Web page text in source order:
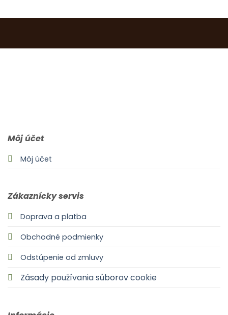
Môj účet
Môj účet
Zákaznícky servis
Doprava a platba
Obchodné podmienky
Odstúpenie od zmluvy
Zásady používania súborov cookie